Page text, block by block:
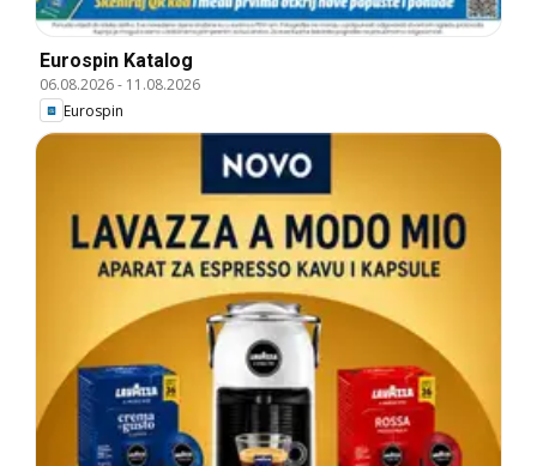
Eurospin Katalog
06.08.2026- 11.08.2026
Eurospin